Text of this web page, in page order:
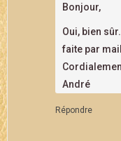
Bonjour,
Oui, bien
faite par
André
Répondre